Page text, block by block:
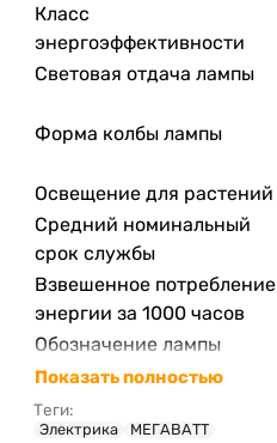
Класс
энергоэффективности
Световая отдача лампы
Форма колбы лампы
Освещение для растений
Средний номинальный
срок службы
Взвешенное потребление
энергии за 1000 часов
Обозначение лампы
Показать полностью
Теги:
Электрика МЕГАВАТТ